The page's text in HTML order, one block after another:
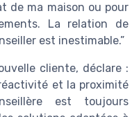
de ma maison ou pour
La relation de
est inestimable.”
cliente, déclare :
et la proximité
est toujours